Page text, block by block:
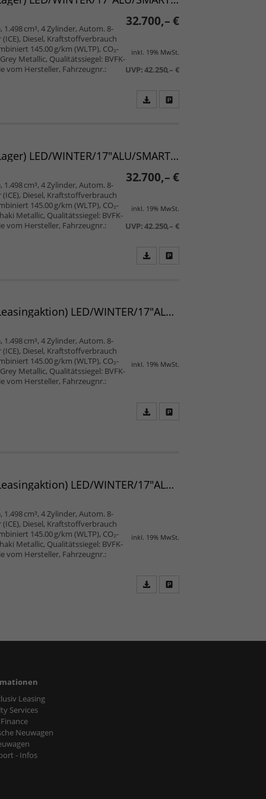
32.700,– €
inkl. 19% MwSt.
UVP:42.250,– €
1.498 cm³, 4 Zylinder, Autom. 8-
Diesel, Kraftstoffverbrauch
145.00 g/km (WLTP), CO₂-
Metallic, Qualitätssiegel: BVFK-
vom Hersteller, Fahrzeugnr.:
Verso TEAMPLAYER L2 1.5 D-4D 96 kW AT 7-Sitzer (Lager) LED/WINTER/17"ALU/SMART/PRIVACY/2ZK/5JGARANTIE/UVM.
32.700,– €
inkl. 19% MwSt.
UVP:42.250,– €
1.498 cm³, 4 Zylinder, Autom. 8-
Diesel, Kraftstoffverbrauch
145.00 g/km (WLTP), CO₂-
Metallic, Qualitätssiegel: BVFK-
vom Hersteller, Fahrzeugnr.:
Verso TEAMPLAYER L2 1.5 D-4D 96 kW AT 7-Sitzer (Leasingaktion) LED/WINTER/17"ALU/SMART/PRIVACY/2ZK/5JGARANTIE/UVM.
inkl. 19% MwSt.
1.498 cm³, 4 Zylinder, Autom. 8-
Diesel, Kraftstoffverbrauch
145.00 g/km (WLTP), CO₂-
Metallic, Qualitätssiegel: BVFK-
vom Hersteller, Fahrzeugnr.:
Verso TEAMPLAYER L2 1.5 D-4D 96 kW AT 7-Sitzer (Leasingaktion) LED/WINTER/17"ALU/SMART/PRIVACY/2ZK/5JGARANTIE/UVM.
inkl. 19% MwSt.
1.498 cm³, 4 Zylinder, Autom. 8-
Diesel, Kraftstoffverbrauch
145.00 g/km (WLTP), CO₂-
Metallic, Qualitätssiegel: BVFK-
vom Hersteller, Fahrzeugnr.:
Leasing
Services
Neuwagen
- Infos